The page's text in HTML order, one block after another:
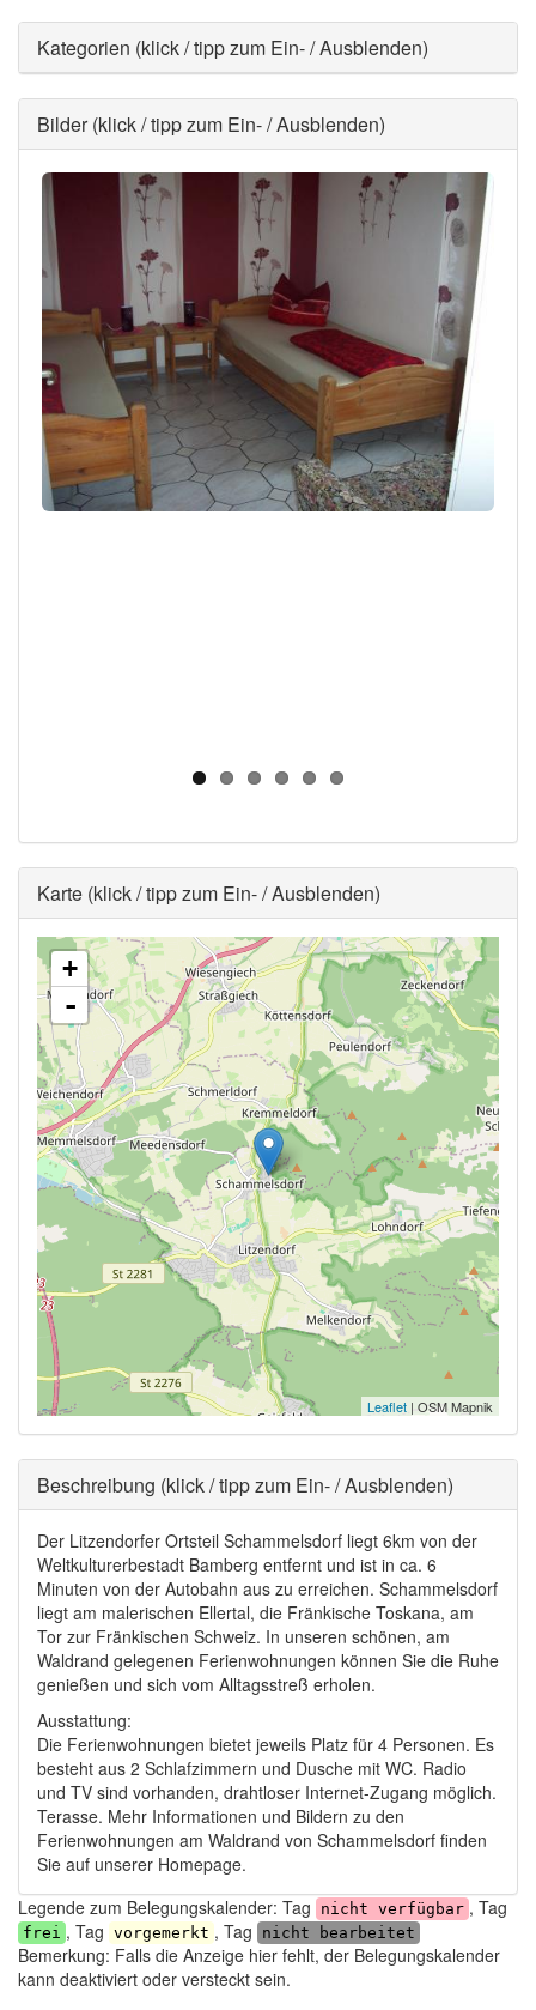
Ausblenden
Kategorien (klick / tipp zum Ein- / Ausblenden)
Ausblenden
Bilder (klick / tipp zum Ein- / Ausblenden)
Ausblenden
Karte (klick / tipp zum Ein- / Ausblenden)
+
-
Leaflet | OSM Mapnik
Ausblenden
Beschreibung (klick / tipp zum Ein- / Ausblenden)
Der Litzendorfer Ortsteil Schammelsdorf liegt 6km von der
Weltkulturerbestadt Bamberg entfernt und ist in ca. 6
Minuten von der Autobahn aus zu erreichen. Schammelsdorf
liegt am malerischen Ellertal, die Fränkische Toskana, am
Tor zur Fränkischen Schweiz. In unseren schönen, am
Waldrand gelegenen Ferienwohnungen können Sie die Ruhe
genießen und sich vom Alltagsstreß erholen.
Ausstattung:
Die Ferienwohnungen bietet jeweils Platz für 4 Personen. Es
besteht aus 2 Schlafzimmern und Dusche mit WC. Radio
und TV sind vorhanden, drahtloser Internet-Zugang möglich.
Terasse. Mehr Informationen und Bildern zu den
Ferienwohnungen am Waldrand von Schammelsdorf finden
Sie auf unserer Homepage.
Legende zum Belegungskalender: Tag
nicht verfügbar , Tag
frei , Tag vorgemerkt , Tag nicht bearbeitet
Bemerkung: Falls die Anzeige hier fehlt, der Belegungskalender
kann deaktiviert oder versteckt sein.